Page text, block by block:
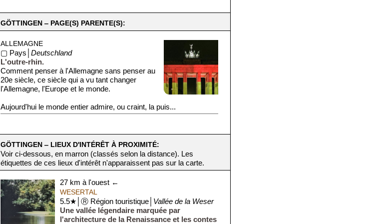
GÖTTINGEN ‒ PAGE(S) PARENTE(S):
ALLEMAGNE
▢ Pays│Deutschland
L'outre-rhin.
Comment penser à l'Allemagne sans penser au
20e siècle, ce siècle qui a vu tant changer
l'Allemagne, l'Europe et le monde.
Aujourd'hui le monde entier admire, ou craint, la puis...
GÖTTINGEN ‒ LIEUX D'INTÉRÊT À PROXIMITÉ:
Voir ci-dessous, en marron (classés selon la distance). Les
étiquettes de ces lieux d'intérêt n'apparaissent pas sur la carte.
27 km à l'ouest ←
WESERTAL
5.5★│Ⓡ Région touristique│ Vallée de la Weser
Une vallée légendaire marquée par
l'architecture de la Renaissance et les contes